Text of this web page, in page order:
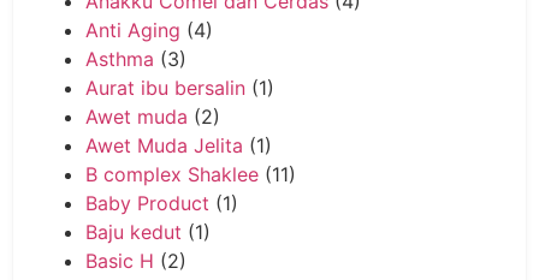
Anti Aging (4)
Asthma (3)
Aurat ibu bersalin (1)
Awet muda (2)
Awet Muda Jelita (1)
B complex Shaklee (11)
Baby Product (1)
Baju kedut (1)
Basic H (2)